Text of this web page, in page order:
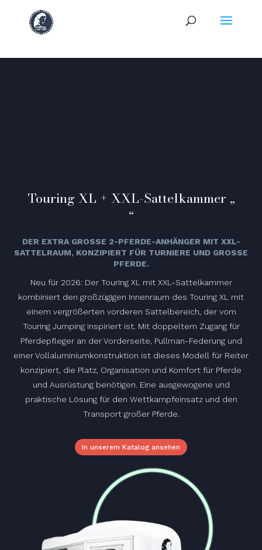
Touring XL + XXL-Sattelkammer „
“
DER EXTRA GROSSE 2-PFERDE-ANHÄNGER MIT XXL-S
ATTELRAUM, KONZIPIERT FÜR TURNIERE UND GROSSE PF
ERDE.
Neu für 2026: Der Touring XL mit XXL-Sattelkammer
kombiniert den großzügigen Innenraum des Touring XL mit
einem vergrößerten vorderen Sattelbereich, der vom
Touring Jumping inspiriert ist. Mit doppeltem Zugang für
Pferdepfleger an der Vorderseite, Pullman-Federung und
einer Vollaluminiumkonstruktion ist dieses Modell für Reiter
konzipiert, die Platz, Organisation und Komfort für Pferde
und Ausrüstung benötigen. Eine ausgewogene und
praktische Lösung für den Wettkampfeinsatz und den
Transport großer Pferde.
In unserem Katalog ansehen